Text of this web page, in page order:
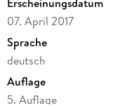
07. April 2017
Sprache
deutsch
Auflage
5. Auflage